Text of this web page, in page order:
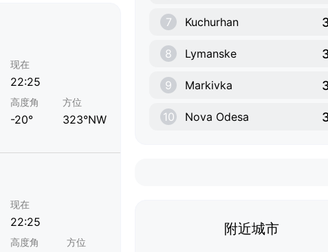
现在
22:25
高度角
-20°
方位
323°NW
现在
22:25
高度角 方位
7 Kuchurhan
8 Lymanske
9 Markivka
10 Nova Odesa
附近城市